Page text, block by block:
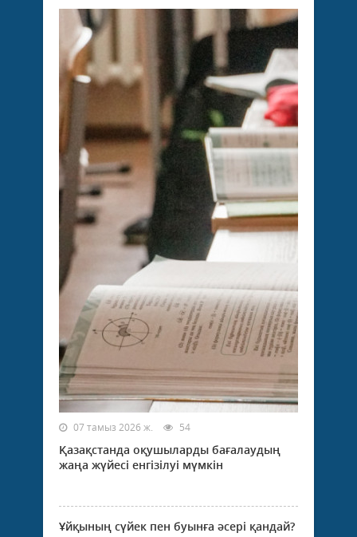
07 тамыз 2026 ж. 54
Қазақстанда оқушыларды бағалаудың
жаңа жүйесі енгізілуі мүмкін
Ұйқының сүйек пен буынға әсері қандай?